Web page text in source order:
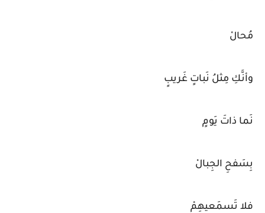
مُحالْ
وأنَّكِ مِثلُ نَباتٍ غَريبٍ
نَما ذاتَ يَومٍ
بِسَفحِ الجِبالْ
فلا تَسمَعيهِمْ